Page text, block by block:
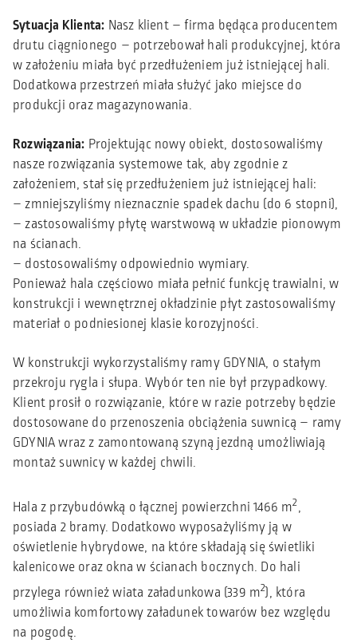
Sytuacja Klienta: Nasz klient – firma będąca producentem
drutu ciągnionego – potrzebował hali produkcyjnej, która
w założeniu miała być przedłużeniem już istniejącej hali.
Dodatkowa przestrzeń miała służyć jako miejsce do
produkcji oraz magazynowania.
Rozwiązania: Projektując nowy obiekt, dostosowaliśmy
nasze rozwiązania systemowe tak, aby zgodnie z
założeniem, stał się przedłużeniem już istniejącej hali:
– zmniejszyliśmy nieznacznie spadek dachu (do 6 stopni),
– zastosowaliśmy płytę warstwową w układzie pionowym
na ścianach.
– dostosowaliśmy odpowiednio wymiary.
Ponieważ hala częściowo miała pełnić funkcję trawialni, w
konstrukcji i wewnętrznej okładzinie płyt zastosowaliśmy
materiał o podniesionej klasie korozyjności.
W konstrukcji wykorzystaliśmy ramy GDYNIA, o stałym
przekroju rygla i słupa. Wybór ten nie był przypadkowy.
Klient prosił o rozwiązanie, które w razie potrzeby będzie
dostosowane do przenoszenia obciążenia suwnicą – ramy
GDYNIA wraz z zamontowaną szyną jezdną umożliwiają
montaż suwnicy w każdej chwili.
Hala z przybudówką o łącznej powierzchni 1466 m2,
posiada 2 bramy. Dodatkowo wyposażyliśmy ją w
oświetlenie hybrydowe, na które składają się świetliki
kalenicowe oraz okna w ścianach bocznych. Do hali
przylega również wiata załadunkowa (339 m2), która
umożliwia komfortowy załadunek towarów bez względu
na pogodę.